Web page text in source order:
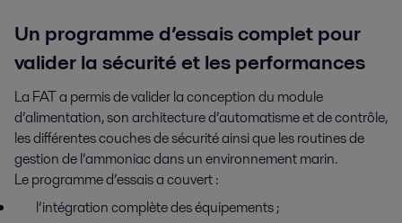
Un programme d’essais complet pour
valider la sécurité et les performances
La FAT a permis de valider la conception du module
d’alimentation, son architecture d’automatisme et de contrôle,
les différentes couches de sécurité ainsi que les routines de
gestion de l’ammoniac dans un environnement marin.
Le programme d’essais a couvert :
l’intégration complète des équipements ;